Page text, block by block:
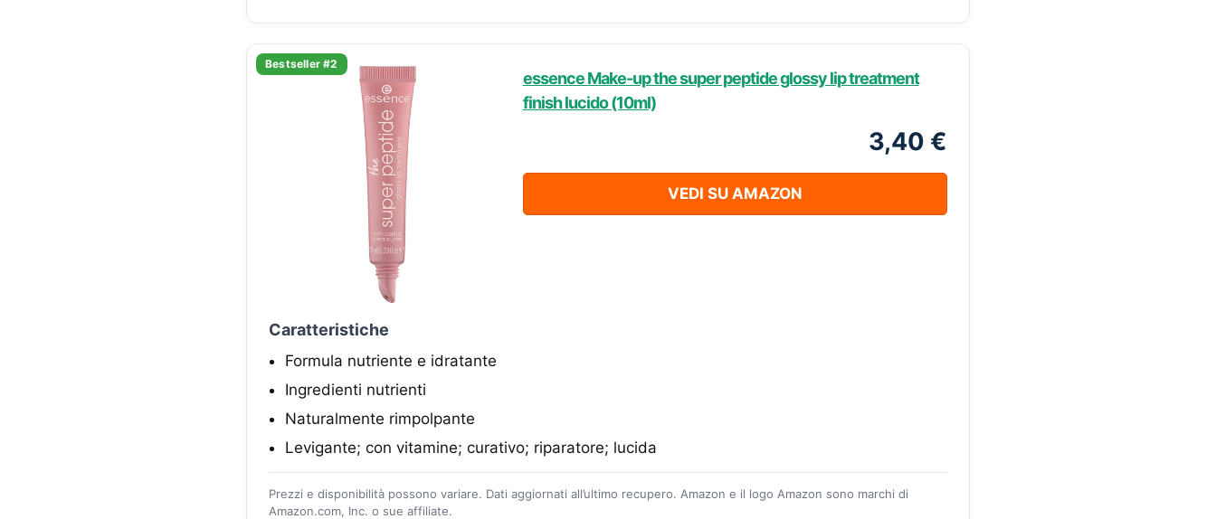
Bestseller #2
essence Make-up the super peptide glossy lip treatment
finish lucido (10ml)
3,40 €
VEDI SU AMAZON
Caratteristiche
Formula nutriente e idratante
Ingredienti nutrienti
Naturalmente rimpolpante
Levigante; con vitamine; curativo; riparatore; lucida
Prezzi e disponibilità possono variare. Dati aggiornati all’ultimo recupero. Amazon e il logo Amazon sono marchi di
Amazon.com, Inc. o sue affiliate.